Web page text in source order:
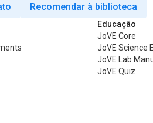
Recomendar à biblioteca
Educação
JoVE Core
JoVE Science
JoVE Lab
JoVE Quiz